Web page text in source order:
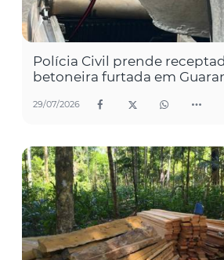
Polícia Civil prende
betoneira furtada em
29/07/2026